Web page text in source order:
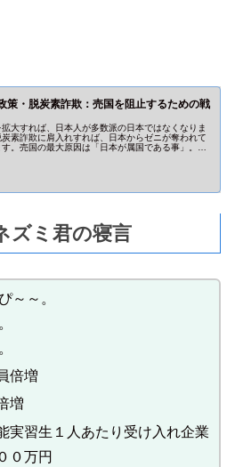
策・脱炭素詐欺：売国を阻止するための戦
大すれば、日本人が多数派の日本ではなくなりま
炭素詐欺に肩入れすれば、日本からゼニが奪われて
す。売国の最大原因は「日本が属国である事」。こ
ズミ君の寝言
～～。
倍増
増
実習生１人あたり受け入れ企業
０万円